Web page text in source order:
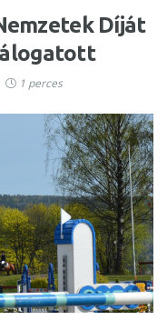
Díját
1 perces